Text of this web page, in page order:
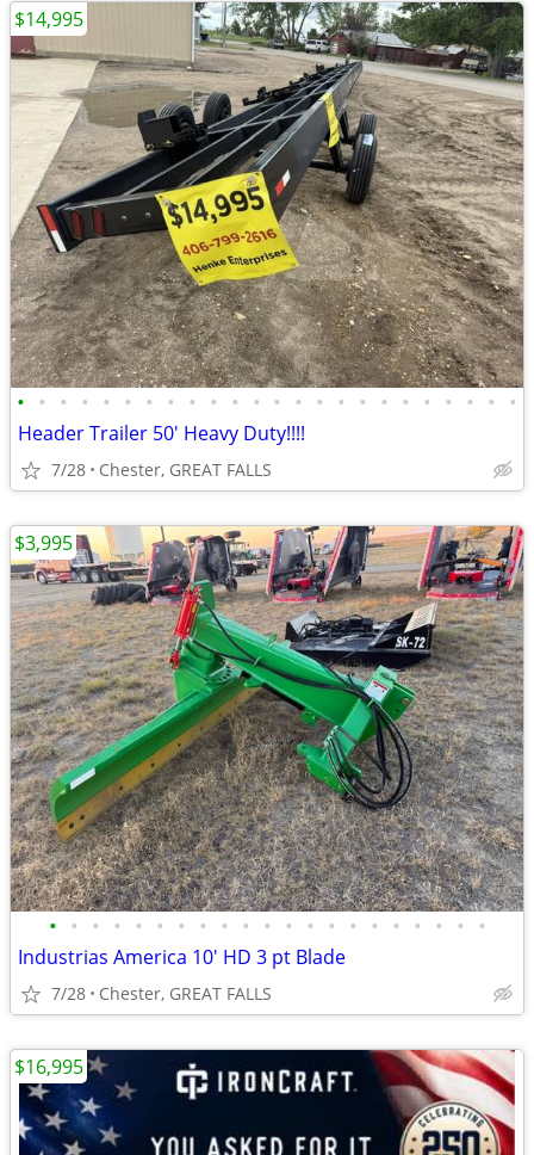
• • • • • • • • • • • • • • • • • • • • • • • •
Header Trailer 50' Heavy Duty!!!!
7/28 Chester, GREAT FALLS
$14,995
• • • • • • • • • • • • • • • • • • • • •
Industrias America 10' HD 3 pt Blade
7/28 Chester, GREAT FALLS
$3,995
$16,995